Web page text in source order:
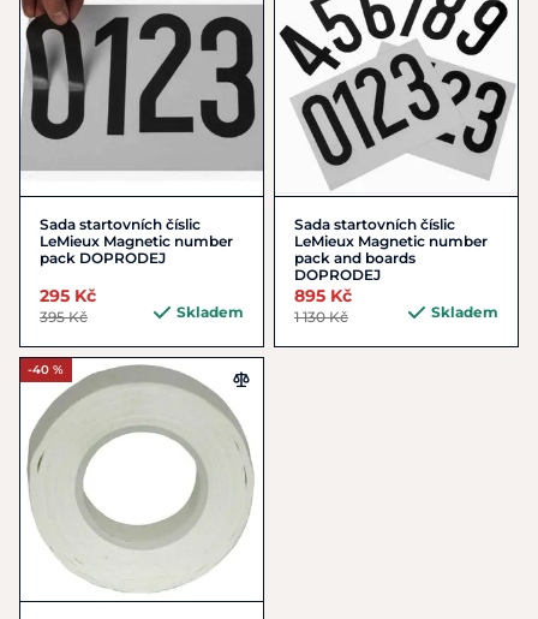
Sada startovních číslic
LeMieux Magnetic number
pack DOPRODEJ
295 Kč
395 Kč Skladem
Sada startovních číslic
LeMieux Magnetic number
pack and boards
DOPRODEJ
895 Kč
1 130 Kč Skladem
-40 %